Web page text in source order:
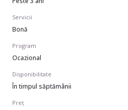
Servicii
Bonă
Program
Ocazional
Disponibilitate
În timpul săptămânii
Preț